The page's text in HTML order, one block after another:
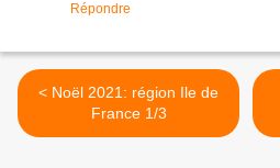
Répondre
< Noël 2021: région Ile de
France 1/3